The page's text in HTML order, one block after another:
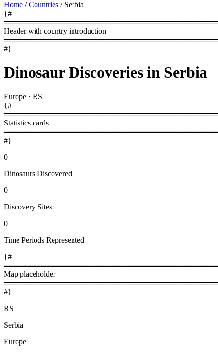
Home / Countries / Serbia
{#
Header with country introduction
#}
Dinosaur Discoveries in Serbia
Europe · RS
{#
Statistics cards
#}
0
Dinosaurs Discovered
0
Discovery Sites
0
Time Periods Represented
{#
Map placeholder
#}
RS
Serbia
Europe